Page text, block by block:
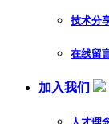
技术分
在线留
加入我们